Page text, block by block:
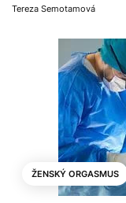
Tereza Semotamová
ŽENSKÝ ORGASMUS